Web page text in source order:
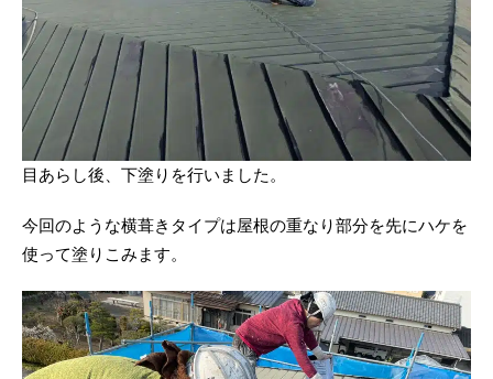
目あらし後、下塗りを行いました。
今回のような横葺きタイプは屋根の重なり部分を先にハケを
使って塗りこみます。